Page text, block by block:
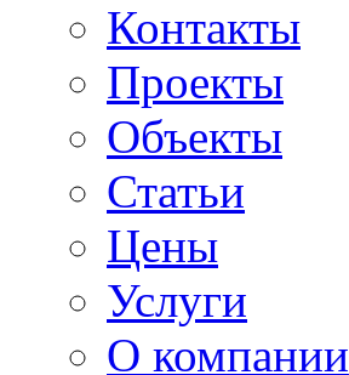
Контакты
Проекты
Объекты
Статьи
Цены
Услуги
О компании